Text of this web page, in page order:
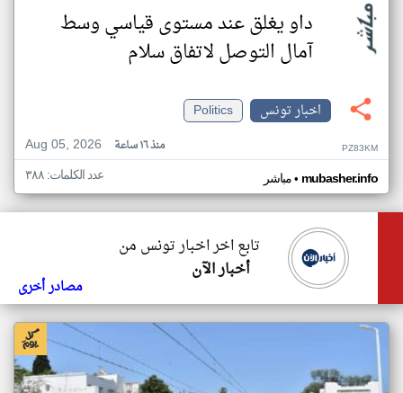
داو يغلق عند مستوى قياسي وسط
آمال التوصل لاتفاق سلام
اخبار تونس
Politics
Aug 05, 2026
منذ ١٦ ساعة PZ83KM
مباشر• mubasher.info عدد الكلمات: ٣٨٨
تابع اخر اخبار تونس من
أخبار الآن
مصادر أخرى